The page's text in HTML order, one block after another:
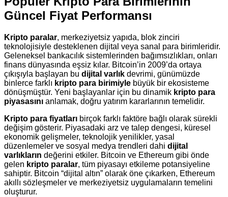
Güncel Fiyat Performansı
Kripto paralar, merkeziyetsiz yapıda, blok zinciri
teknolojisiyle desteklenen dijital veya sanal para birimleridir.
Geleneksel bankacılık sistemlerinden bağımsızlıkları, onları
finans dünyasında eşsiz kılar. Bitcoin’in 2009’da ortaya
çıkışıyla başlayan bu dijital varlık devrimi, günümüzde
binlerce farklı kripto para birimiyle büyük bir ekosisteme
dönüşmüştür. Yeni başlayanlar için bu dinamik kripto para
piyasasını anlamak, doğru yatırım kararlarının temelidir.
Kripto para fiyatları birçok farklı faktöre bağlı olarak sürekli
değişim gösterir. Piyasadaki arz ve talep dengesi, küresel
ekonomik gelişmeler, teknolojik yenilikler, yasal
düzenlemeler ve sosyal medya trendleri dahi dijital
varlıkların değerini etkiler. Bitcoin ve Ethereum gibi önde
gelen kripto paralar, tüm piyasayı etkileme potansiyeline
sahiptir. Bitcoin “dijital altın” olarak öne çıkarken, Ethereum
akıllı sözleşmeler ve merkeziyetsiz uygulamaların temelini
oluşturur.